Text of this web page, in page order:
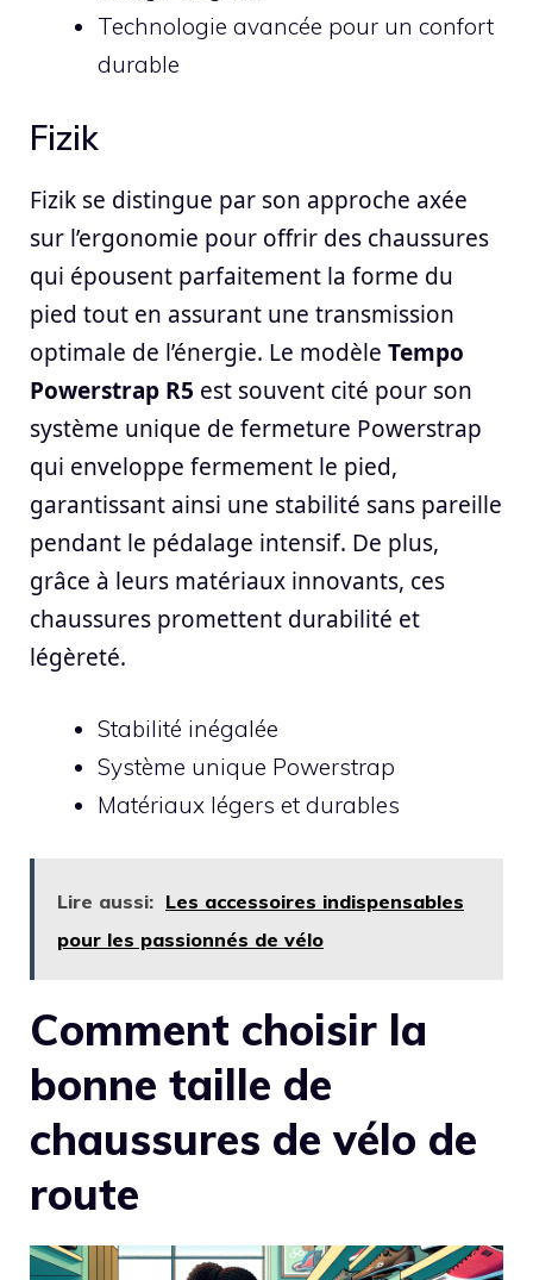
Technologie avancée pour un confort
durable
Fizik
Fizik se distingue par son approche axée
sur l’ergonomie pour offrir des chaussures
qui épousent parfaitement la forme du
pied tout en assurant une transmission
optimale de l’énergie. Le modèle Tempo
Powerstrap R5 est souvent cité pour son
système unique de fermeture Powerstrap
qui enveloppe fermement le pied,
garantissant ainsi une stabilité sans pareille
pendant le pédalage intensif. De plus,
grâce à leurs matériaux innovants, ces
chaussures promettent durabilité et
légèreté.
Stabilité inégalée
Système unique Powerstrap
Matériaux légers et durables
Lire aussi: Les accessoires indispensables
pour les passionnés de vélo
Comment choisir la
bonne taille de
chaussures de vélo de
route